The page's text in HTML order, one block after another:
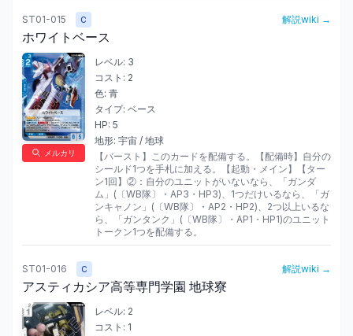
ST01-015 C 解説wiki →
ホワイトベース
メルカリ
レベル: 3
コスト: 2
色: 青
タイプ: ベース
HP: 5
地形: 宇宙 / 地球
【バースト】このカードを配備する。【配備時】自分の
シールド1つを手札に加える。【起動・メイン】【ター
ン1回】②：自分のユニットがいないなら、「ガンダ
ム」(〔WB隊〕・AP3・HP3)、1つだけいるなら、「ガ
ンキャノン」(〔WB隊〕・AP2・HP2)、2つ以上いるな
ら、「ガンタンク」(〔WB隊〕・AP1・HP1)のユニット
トークン1つを配備する。
ST01-016 C 解説wiki →
アスティカシア高等専門学園 地球寮
レベル: 2
コスト: 1